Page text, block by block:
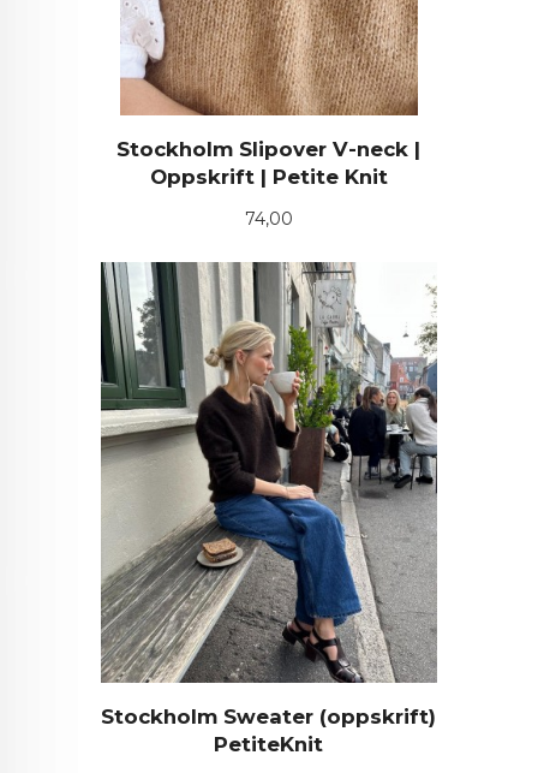
Stockholm Slipover V-neck |
Oppskrift | Petite Knit
Pris
74,00
Stockholm Sweater (oppskrift)
PetiteKnit